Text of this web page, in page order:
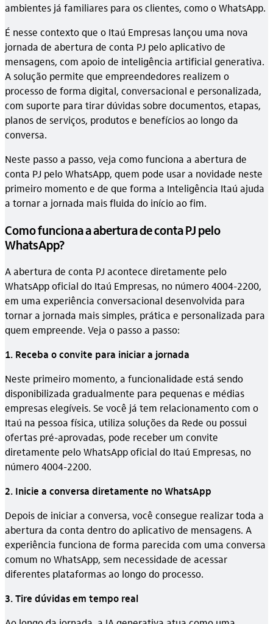
ambientes já familiares para os clientes, como o WhatsApp.
É nesse contexto que o Itaú Empresas lançou uma nova
jornada de abertura de conta PJ pelo aplicativo de
mensagens, com apoio de inteligência artificial generativa.
A solução permite que empreendedores realizem o
processo de forma digital, conversacional e personalizada,
com suporte para tirar dúvidas sobre documentos, etapas,
planos de serviços, produtos e benefícios ao longo da
conversa.
Neste passo a passo, veja como funciona a abertura de
conta PJ pelo WhatsApp, quem pode usar a novidade neste
primeiro momento e de que forma a Inteligência Itaú ajuda
a tornar a jornada mais fluida do início ao fim.
Como funciona a abertura de conta PJ pelo
WhatsApp?
A abertura de conta PJ acontece diretamente pelo
WhatsApp oficial do Itaú Empresas, no número 4004-2200,
em uma experiência conversacional desenvolvida para
tornar a jornada mais simples, prática e personalizada para
quem empreende. Veja o passo a passo:
1. Receba o convite para iniciar a jornada
Neste primeiro momento, a funcionalidade está sendo
disponibilizada gradualmente para pequenas e médias
empresas elegíveis. Se você já tem relacionamento com o
Itaú na pessoa física, utiliza soluções da Rede ou possui
ofertas pré-aprovadas, pode receber um convite
diretamente pelo WhatsApp oficial do Itaú Empresas, no
número 4004-2200.
2. Inicie a conversa diretamente no WhatsApp
Depois de iniciar a conversa, você consegue realizar toda a
abertura da conta dentro do aplicativo de mensagens. A
experiência funciona de forma parecida com uma conversa
comum no WhatsApp, sem necessidade de acessar
diferentes plataformas ao longo do processo.
3. Tire dúvidas em tempo real